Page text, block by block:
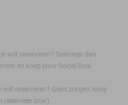
wilt reserveren? Selecteer dan
en koop jouw Social Deal
wilt reserveren? Geen zorgen: koop
reserveer later)